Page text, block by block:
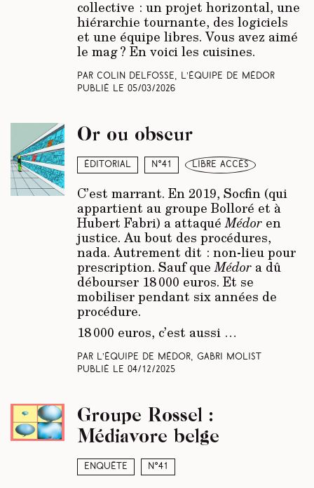
collective : un projet horizontal, une
hiérarchie tournante, des logiciels
et une équipe libres. Vous avez aimé
le mag ? En voici les cuisines.
Par Colin Delfosse, L’équipe de Médor
Publié le 05/03/2026
Éditorial N°41 libre accès
Or ou obscur
C’est marrant. En 2019, Socfin (qui
appartient au groupe Bolloré et à
Hubert Fabri) a attaquéMédoren
justice. Au bout des procédures,
nada. Autrement dit : non-lieu pour
prescription. Sauf queMédora dû
débourser 18 000 euros. Et se
mobiliser pendant six années de
procédure.
18 000 euros, c’est aussi …
Par L’équipe de Médor, Gabri Molist
Publié le 04/12/2025
Enquête N°41
Groupe Rossel :
Médiavore belge